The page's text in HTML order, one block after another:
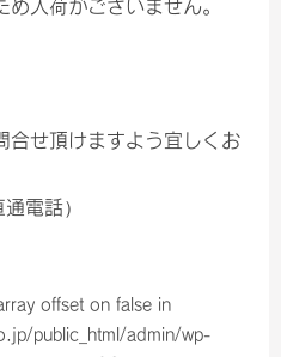
入荷がございません。
合せ頂けますよう宜しくお
電話）
offset on false in
public_html/admin/wp-